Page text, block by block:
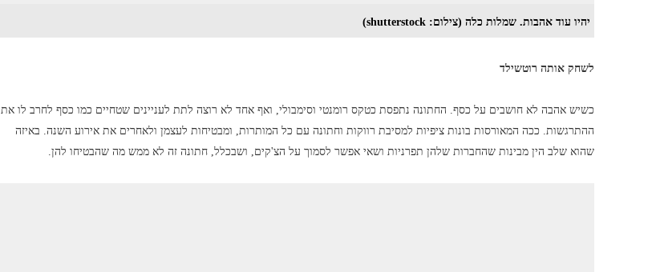
יהיו עוד אהבות. שמלות כלה (צילום: shutterstock)
לשחק אותה רוטשילד
כשיש אהבה לא חושבים על כסף. החתונה נתפסת כטקס רומנטי וסימבולי, ואף אחד לא רוצה לתת לעניינים שטחיים כמו כסף לחרב לו את
ההתרגשות. ככה המאורסות בונות ציפיות למסיבת רווקות וחתונה עם כל המותרות, ומבטיחות לעצמן ולאחרים את אירוע השנה. באיזה
שהוא שלב הין מבינות שהחברות שלהן תפרניות ושאי אפשר לסמוך על הצ'קים, ושבכלל, חתונה זה לא ממש מה שהבטיחו להן.